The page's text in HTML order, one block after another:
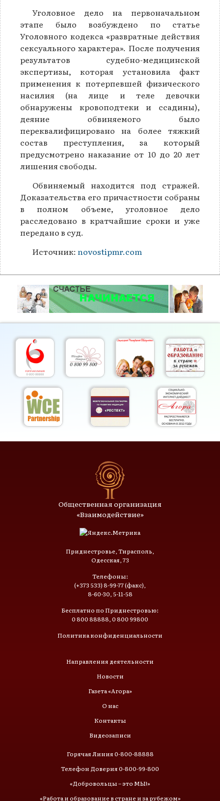
Уголовное дело на первоначальном
этапе было возбуждено по статье
Уголовного кодекса «развратные действия
сексуального характера». После получения
результатов судебно-медицинской
экспертизы, которая установила факт
применения к потерпевшей физического
насилия (на лице и теле девочки
обнаружены кровоподтеки и ссадины),
деяние обвиняемого было
переквалифицировано на более тяжкий
состав преступления, за который
предусмотрено наказание от 10 до 20 лет
лишения свободы.
Обвиняемый находится под стражей.
Доказательства его причастности собраны
в полном объеме, уголовное дело
расследовано в кратчайшие сроки и уже
передано в суд.
Источник: novostipmr.com
Общественная организация
«Взаимодействие»
Приднестровье, Тирасполь,
Одесская, 73
Телефоны:
(+373 533) 8-99-77 (факс),
8-60-30, 5-11-58
Бесплатно по Приднестровью:
0 800 88888, 0 800 99800
Политика конфиденциальности
Направления деятельности
Новости
Газета «Агора»
О нас
Контакты
Видеозаписи
Горячая Линия 0-800-88888
Телефон Доверия 0-800-99-800
«Добровольцы – это МЫ!»
«Работа и образование в стране и за рубежом»